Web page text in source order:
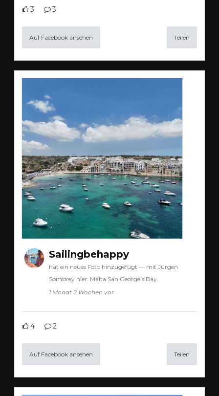
3 3
Auf Facebook ansehen Teilen
Sailingbehappy
hat ein neues Foto hinzugefügt — mit Jürgen
Sombrey hier: Malta San George’s Bay.
1 Monat 2 Wochen vor
4 2
Auf Facebook ansehen Teilen